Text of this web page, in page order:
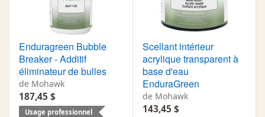
Enduragreen Bubble
Breaker - Additif
éliminateur de bulles
de Mohawk
187,45 $
Usage professionnel
Scellant intérieur
acrylique transparent à
base d'eau
EnduraGreen
de Mohawk
143,45 $